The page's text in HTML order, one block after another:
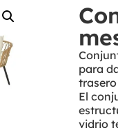
para
El
vidrio